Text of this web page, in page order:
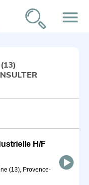
menu
H/F
(13), Provence-